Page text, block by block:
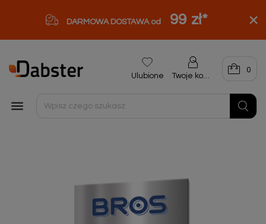
DARMOWA DOSTAWA od 99 zł*

Ulubione Twoje konto
0